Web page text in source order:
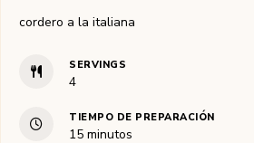
cordero a la italiana
SERVINGS
4
TIEMPO DE PREPARACIÓN
15minutos
minutos